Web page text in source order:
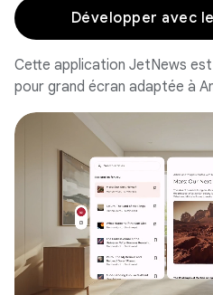
Développer avec
Cette application JetNews
pour grand écran adaptée à